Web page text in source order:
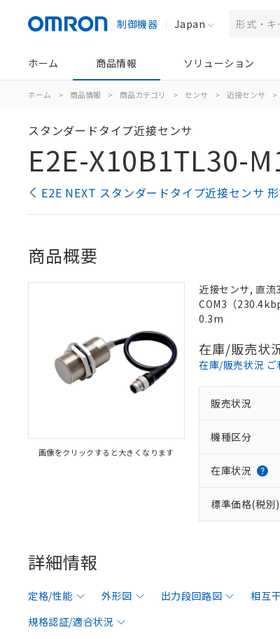
制御機器 Japan
ホーム 商品情報 ソリューション
ホーム > 商品情報 > 商品カテゴリ > センサ > 近接センサ >
スタンダードタイプ近接センサ
E2E-X10B1TL30-
E2E NEXT スタンダードタイプ近接センサ
商品概要
画像をクリックすると大きくなります
近接センサ, 直
COM3（
0.3m
在庫/販売状
在庫/販売状況 ご
販売状況
機種区分
在庫状況
標準価格(税別)
詳細情報
定格/性能 外形図 出力段回路図 相互
規格認証/適合状況